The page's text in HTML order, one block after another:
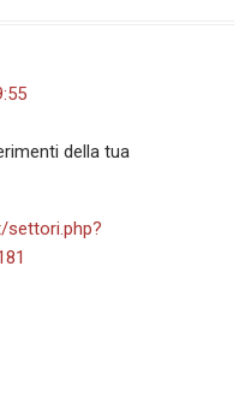
della tua
settori.php?